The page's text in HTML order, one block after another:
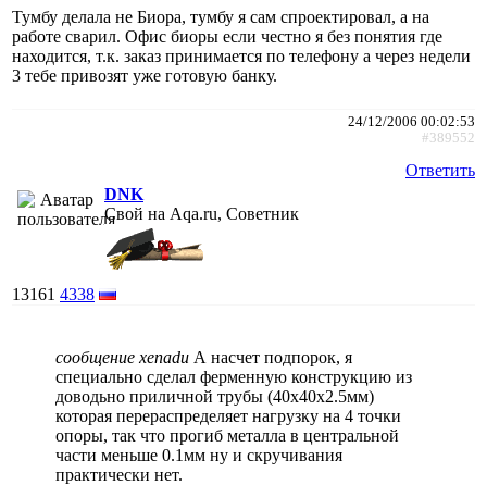
Тумбу делала не Биора, тумбу я сам спроектировал, а на
работе сварил. Офис биоры если честно я без понятия где
находится, т.к. заказ принимается по телефону а через недели
3 тебе привозят уже готовую банку.
24/12/2006 00:02:53
#389552
Ответить
DNK
Свой на Aqa.ru, Советник
13161 4338
сообщение xenadu А насчет подпорок, я
специально сделал ферменную конструкцию из
доводьно приличной трубы (40х40х2.5мм)
которая перераспределяет нагрузку на 4 точки
опоры, так что прогиб металла в центральной
части меньше 0.1мм ну и скручивания
практически нет.